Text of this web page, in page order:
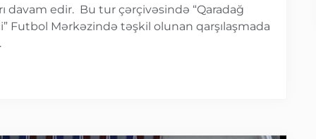
davam edir. Bu tur çərçivəsində “Qaradağ
Futbol Mərkəzində təşkil olunan qarşılaşmada